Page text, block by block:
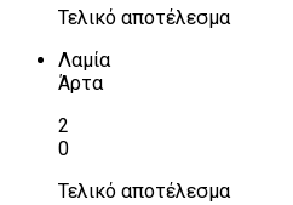
Τελικό αποτέλεσμα
Λαμία
Άρτα
2
0
Τελικό αποτέλεσμα